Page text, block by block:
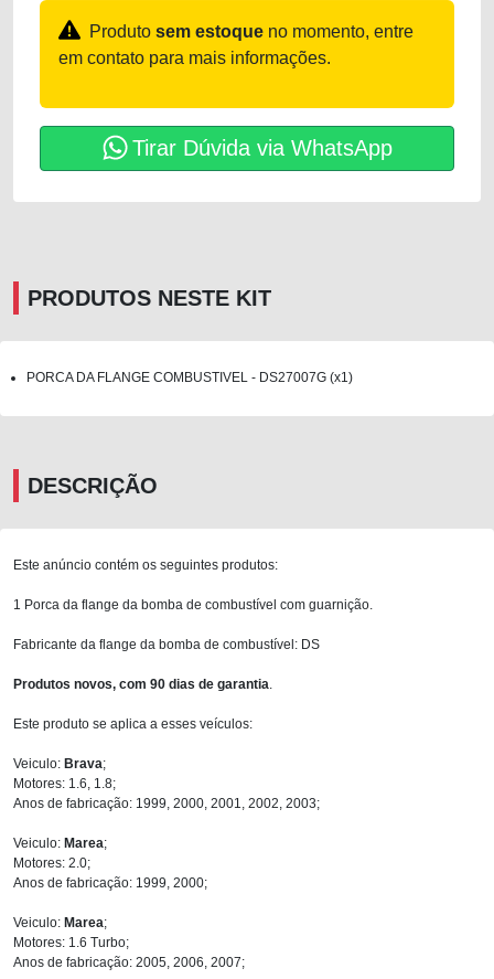
Produto sem estoque no momento, entre
em contato para mais informações.
Tirar Dúvida via WhatsApp
PRODUTOS NESTE KIT
PORCA DA FLANGE COMBUSTIVEL - DS27007G (x1)
DESCRIÇÃO
Este anúncio contém os seguintes produtos:
1 Porca da flange da bomba de combustível com guarnição.
Fabricante da flange da bomba de combustível: DS
Produtos novos, com 90 dias de garantia
Este produto se aplica a esses veículos:
Veiculo: Brava;
Motores: 1.6, 1.8;
Anos de fabricação: 1999, 2000, 2001, 2002, 2003;
Veiculo: Marea;
Motores: 2.0;
Anos de fabricação: 1999, 2000;
Veiculo: Marea;
Motores: 1.6 Turbo;
Anos de fabricação: 2005, 2006, 2007;